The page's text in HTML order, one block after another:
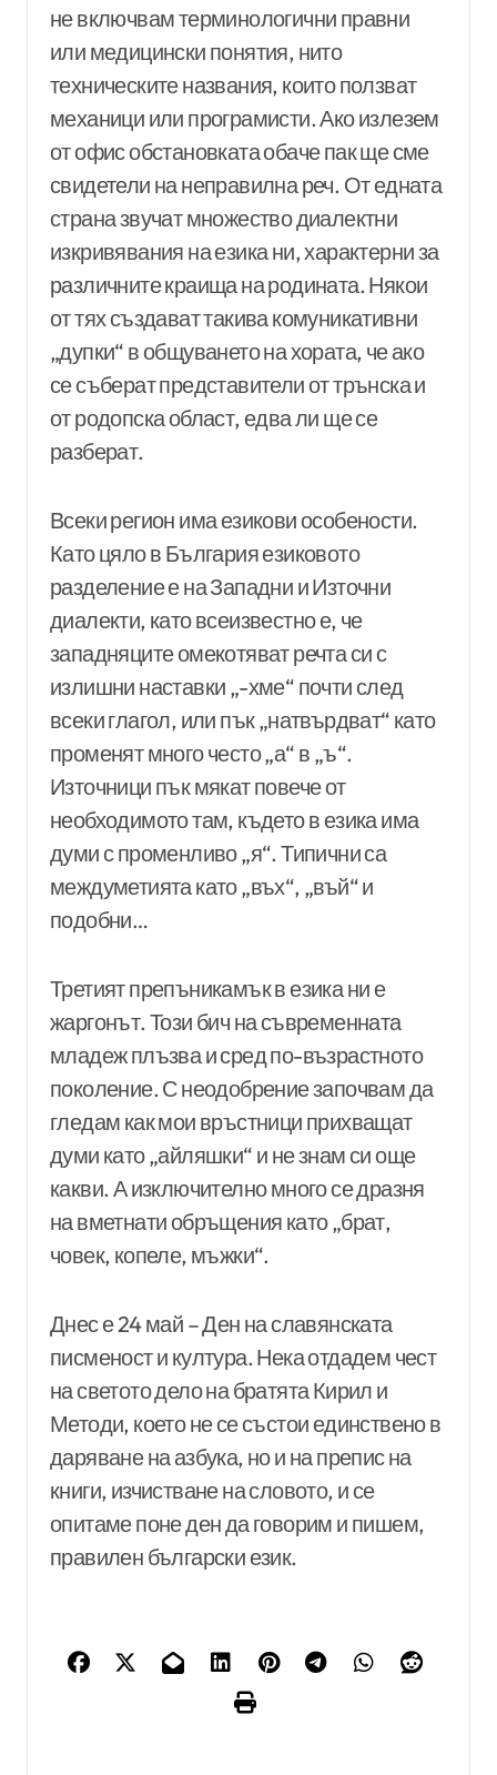
не включвам терминологични правни
или медицински понятия, нито
техническите названия, които ползват
механици или програмисти. Ако излезем
от офис обстановката обаче пак ще сме
свидетели на неправилна реч. От едната
страна звучат множество диалектни
изкривявания на езика ни, характерни за
различните краища на родината. Някои
от тях създават такива комуникативни
„дупки“ в общуването на хората, че ако
се съберат представители от трънска и
от родопска област, едва ли ще се
разберат.
Всеки регион има езикови особености.
Като цяло в България езиковото
разделение е на Западни и Източни
диалекти, като всеизвестно е, че
западняците омекотяват речта си с
излишни наставки „-хме“ почти след
всеки глагол, или пък „натвърдват“ като
променят много често „а“ в „ъ“.
Източници пък мякат повече от
необходимото там, където в езика има
думи с променливо „я“. Типични са
междуметията като „въх“, „въй“ и
подобни…
Третият препъникамък в езика ни е
жаргонът. Този бич на съвременната
младеж плъзва и сред по-възрастното
поколение. С неодобрение започвам да
гледам как мои връстници прихващат
думи като „айляшки“ и не знам си още
какви. А изключително много се дразня
на вметнати обръщения като „брат,
човек, копеле, мъжки“.
Днес е 24 май – Ден на славянската
писменост и култура. Нека отдадем чест
на светото дело на братята Кирил и
Методи, което не се състои единствено в
даряване на азбука, но и на препис на
книги, изчистване на словото, и се
опитаме поне ден да говорим и пишем,
правилен български език.